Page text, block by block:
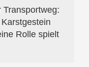
Transportweg:
Rolle spielt